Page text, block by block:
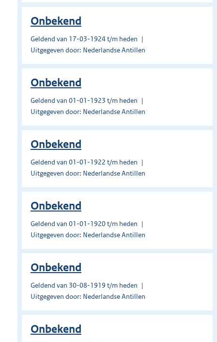
Onbekend
Geldend van 17-03-1924 t/m heden
Uitgegeven door: Nederlandse Antillen
Onbekend
Geldend van 01-01-1923 t/m heden
Uitgegeven door: Nederlandse Antillen
Onbekend
Geldend van 01-01-1922 t/m heden
Uitgegeven door: Nederlandse Antillen
Onbekend
Geldend van 01-01-1920 t/m heden
Uitgegeven door: Nederlandse Antillen
Onbekend
Geldend van 30-08-1919 t/m heden
Uitgegeven door: Nederlandse Antillen
Onbekend